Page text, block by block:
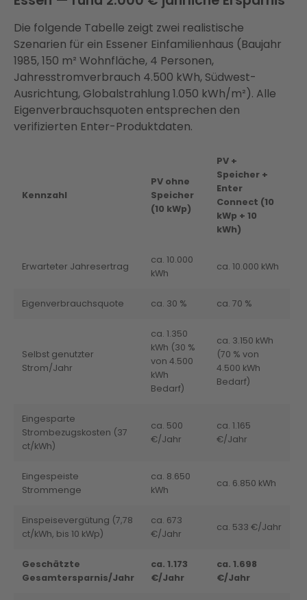
Die folgende Tabelle zeigt zwei realistische
Szenarien für ein Essener Einfamilienhaus (Baujahr
1985, 150 m² Wohnfläche, 4 Personen,
Jahresstromverbrauch 4.500 kWh, Südwest-
Ausrichtung, Globalstrahlung 1.050 kWh/m²). Alle
Eigenverbrauchsquoten entsprechen den
verifizierten Enter-Produktdaten.
Kennzahl
PV ohne
Speicher
(10 kWp)
PV +
Speicher +
Enter
Connect (10
kWp + 10
kWh)
Erwarteter Jahresertrag
ca. 10.000
kWh
ca. 10.000 kWh
Eigenverbrauchsquote ca. 30 % ca. 70 %
Selbst genutzter
Strom/Jahr
ca. 1.350
kWh (30 %
von 4.500
kWh
Bedarf)
ca. 3.150 kWh
(70 % von
4.500 kWh
Bedarf)
Eingesparte
Strombezugskosten (37
ct/kWh)
ca. 500
€/Jahr
ca. 1.165
€/Jahr
Eingespeiste
Strommenge
ca. 8.650
kWh
ca. 6.850 kWh
Einspeisevergütung (7,78
ct/kWh, bis 10 kWp)
ca. 673
€/Jahr
ca. 533 €/Jahr
Geschätzte
Gesamtersparnis/Jahr
ca. 1.173
€/Jahr
ca. 1.698
€/Jahr